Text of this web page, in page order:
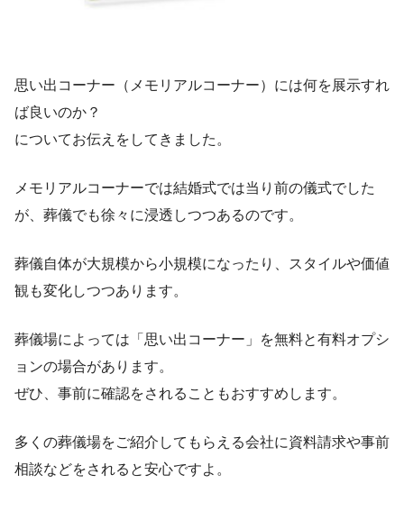
思い出コーナー（メモリアルコーナー）には何を展示すれ
ば良いのか？
についてお伝えをしてきました。
メモリアルコーナーでは結婚式では当り前の儀式でした
が、葬儀でも徐々に浸透しつつあるのです。
葬儀自体が大規模から小規模になったり、スタイルや価値
観も変化しつつあります。
葬儀場によっては「思い出コーナー」を無料と有料オプシ
ョンの場合があります。
ぜひ、事前に確認をされることもおすすめします。
多くの葬儀場をご紹介してもらえる会社に資料請求や事前
相談などをされると安心ですよ。